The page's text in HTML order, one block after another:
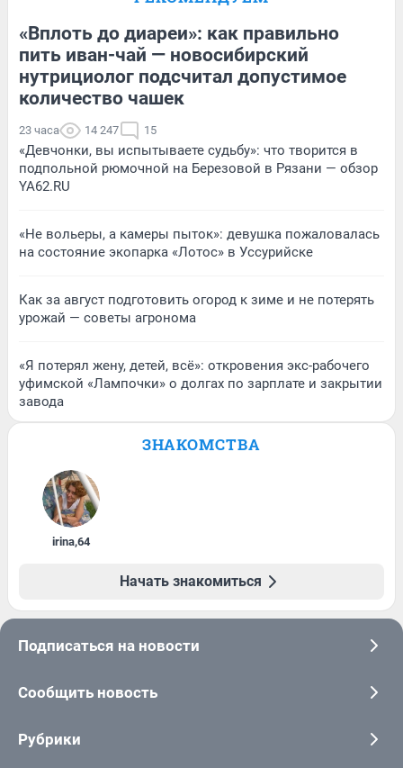
«Вплоть до диареи»: как правильно
пить иван-чай — новосибирский
нутрициолог подсчитал допустимое
количество чашек
23 часа 14 247 15
«Девчонки, вы испытываете судьбу»: что творится в
подпольной рюмочной на Березовой в Рязани — обзор
YA62.RU
«Не вольеры, а камеры пыток»: девушка пожаловалась
на состояние экопарка «Лотос» в Уссурийске
Как за август подготовить огород к зиме и не потерять
урожай — советы агронома
«Я потерял жену, детей, всё»: откровения экс-рабочего
уфимской «Лампочки» о долгах по зарплате и закрытии
завода
ЗНАКОМСТВА
irina,64
Начать знакомиться
Подписаться на новости
Сообщить новость
Рубрики